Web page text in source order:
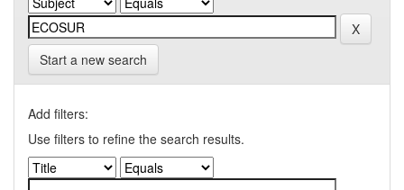
Start a new search
Add filters:
Use filters to refine the search results.